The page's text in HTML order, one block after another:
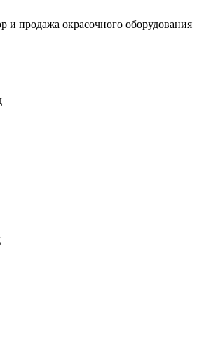
и продажа окрасочного оборудования